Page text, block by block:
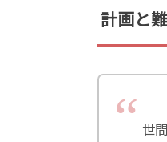
計画と
世